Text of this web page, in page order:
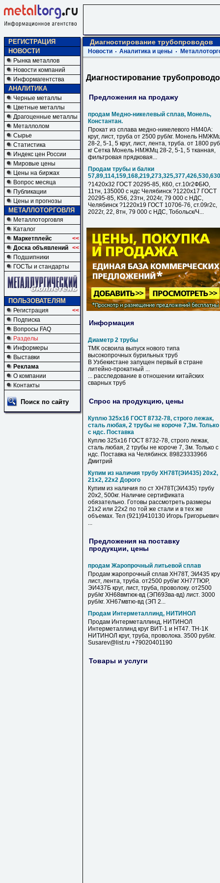
РЕГИСТРАЦИЯ
НОВОСТИ
Рынка металлов
Новости компаний
Информагентства
АНАЛИТИКА
Черные металлы
Цветные металлы
Драгоценные металлы
Металлолом
Сырье
Статистика
Индекс цен России
Мировые цены
Цены на биржах
Вопрос месяца
Публикации
Цены и прогнозы
МЕТАЛЛОТОРГОВЛЯ
Металлоторговля
Каталог
Маркетплейс
<<
Доска объявлений <<
Подшипники
ГОСТы и стандарты
ПОЛЬЗОВАТЕЛЯМ
Регистрация
<<
Подписка
Вопросы FAQ
Разделы
Информеры
Выставки
Реклама
О компании
Контакты
Поиск по сайту
Диагностирование трубопроводов
Новости Аналитика и цены
Диагностирование
Предложения на продажу
продам Медно-никелевый сплав, Монель,
Константан.
Прокат из сплава медно-никелевого НМ40А:
круг, лист, труба от 2500 руб/кг. Монель
28-2, 5-1, 5 круг, лист, лента, труба. от 1800
кг Сетка Монель НМЖМц 28-2, 5-1, 5 тканная,
фильтровая прядковая...
Продам трубы и балки
?1420х32 ГОСТ 20295-85, К60, ст.10г2ФБЮ,
11тн, 135000 с ндс Челябинск ?1220х17 ГОСТ
20295-85, К56, 23тн, 2024г, 79 000 с НДC,
Челябинск ?1220х19 ГОСТ 10706-76, ст.09г2с,
2022г, 22, 8тн, 79 000 с НДC, Тобольск/Ч...
Информация
Диаметр 2 трубы
ТМК освоила выпуск нового типа
высокопрочных бурильных труб
В Узбекистане запущен первый в стране
литейно-прокатный ...
... расследование в отношении китайских
сварных труб
Спрос на продукцию, цены
Куплю 325х16 ГОСТ 8732-78, строго лежак,
сталь любая, 2 трубы не короче 7,3м. Только
с ндс. Поставка
Куплю 325х16 ГОСТ 8732-78, строго лежак,
сталь любая, 2 трубы не короче 7, 3м. Только с
ндс. Поставка на Челябинск. 89823333966
Дмитрий
Купим из наличия трубу ХН78Т(ЭИ435) 20х2,
21х2, 22х2 Дорого
Купим из наличия по ст ХН78Т(ЭИ435) трубу
20х2, 500кг. Наличие сертификата
обязательно. Готовы рассмотреть размеры
21х2 или 22х2 по той же стали и в тех же
объемах. Тел (921)9410130 Игорь Григорьевич
...
Предложения на поставку
продукции, цены
продам Жаропрочный литьевой сплав
Продам жаропрочный сплав ХН78Т, ЭИ435
лист, лента, труба. от2500 руб\кг ХН77ТЮР,
ЭИ437Б круг, лист, труба, проволоку. от2500
руб/кг ХН68вмтюк-вд (ЭП693ва-вд) лист. 3000
руб/кг. ХН67мвтю-вд (ЭП 2...
Продам Интерметаллинд, НИТИНОЛ
Продам Интерметаллинд, НИТИНОЛ
Интерметаллинд круг ВИТ-1 и НТ47. ТН-1К
НИТИНОЛ круг, труба, проволока. 3500 руб/кг.
Susarev@list.ru +79020401190
Товары и услуги